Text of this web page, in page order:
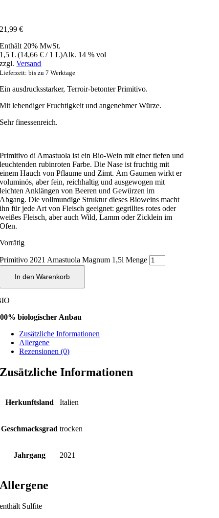
21,99€
Enthält 20% MwSt.
1,5 L (14,66€ / 1 L)Alk. 14 % vol
zzgl.Versand
Lieferzeit: bis zu 7 Werktage
Ein ausdrucksstarker, Terroir-betonter Primitivo.
Mit lebendiger Fruchtigkeit und angenehmer Würze.
Sehr finessenreich.
Primitivo di Amastuola ist ein Bio-Wein mit einer tiefen und
leuchtenden rubinroten Farbe. Die Nase ist fruchtig mit
einem Hauch von Pflaume und Zimt. Am Gaumen wirkt er
voluminös, aber fein, reichhaltig und ausgewogen mit
leichten Anklängen von Beeren und Gewürzen im
Abgang. Die vollmundige Struktur dieses Bioweins macht
ihn für jede Art von Fleisch geeignet: gegrilltes rotes oder
weißes Fleisch, aber auch Wild, Lamm oder Zicklein im
Ofen.
Vorrätig
Primitivo 2021 Amastuola Magnum 1,5l Menge
In den Warenkorb
biologischer Anbau
Zusätzliche Informationen
Allergene
Rezensionen (0)
Zusätzliche Informationen
Herkunftsland Italien
Geschmacksgrad trocken
Jahrgang 2021
Allergene
enthält Sulfite